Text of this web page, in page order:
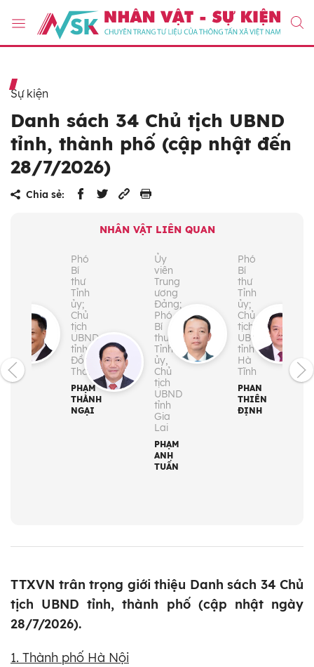
Sự kiện
Danh sách 34 Chủ tịch UBND
tỉnh, thành phố (cập nhật đến
28/7/2026)
Chia sẻ:
NHÂN VẬT LIÊN QUAN
Phó
Bí
thư
Tỉnh
ủy;
Chủ
tịch
UBND
tỉnh
Đồng
Tháp
PHẠM
THÀNH
NGẠI
Ủy
viên
Trung
ương
Đảng;
Phó
Bí
thư
Tỉnh
ủy,
Chủ
tịch
UBND
tỉnh
Gia
Lai
PHẠM
ANH
TUẤN
Phó
Bí
thư
Tỉnh
ủy;
Chủ
tịch
UBND
tỉnh
Hà
Tĩnh
PHAN
THIÊN
ĐỊNH
TTXVN trân trọng giới thiệu Danh sách 34 Chủ
tịch UBND tỉnh, thành phố (cập nhật ngày
28/7/2026).
1. Thành phố Hà Nội